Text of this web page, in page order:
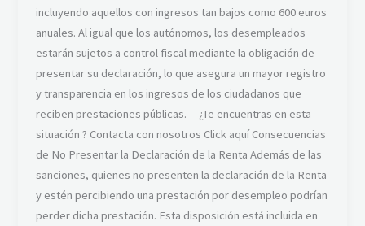
incluyendo aquellos con ingresos tan bajos como 600 euros
anuales. Al igual que los autónomos, los desempleados
estarán sujetos a control fiscal mediante la obligación de
presentar su declaración, lo que asegura un mayor registro
y transparencia en los ingresos de los ciudadanos que
reciben prestaciones públicas. ¿Te encuentras en esta
situación ? Contacta con nosotros Click aquí Consecuencias
de No Presentar la Declaración de la Renta Además de las
sanciones, quienes no presenten la declaración de la Renta
y estén percibiendo una prestación por desempleo podrían
perder dicha prestación. Esta disposición está incluida en